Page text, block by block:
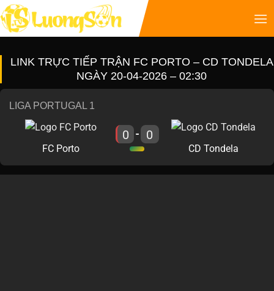
LINK TRỰC TIẾP TRẬN FC PORTO – CD TONDELA
NGÀY 20-04-2026 – 02:30
LIGA PORTUGAL 1
FC Porto
0 - 0
CD Tondela